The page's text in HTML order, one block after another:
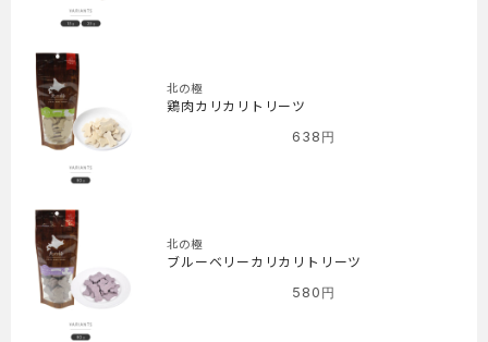
1,500
円
北の極
鶏肉カリカリトリーツ
638 円
北の極
ブルーベリーカリカリトリーツ
580 円